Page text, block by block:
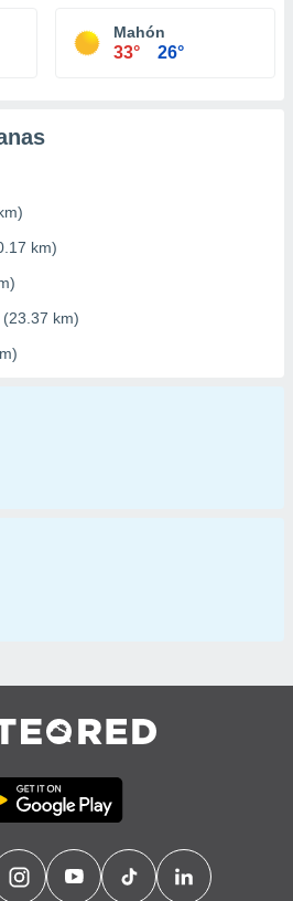
Mahón
33° 26°
km)
(23.37 km)